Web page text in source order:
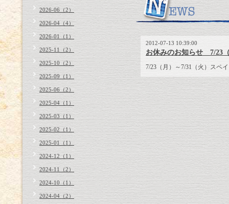
2012-07-13 10:39:00
お休みのお知らせ 7/23
7/23（月）～7/31（火）スペ
2026-06（2）
2026-04（4）
2026-01（1）
2025-11（2）
2025-10（2）
2025-09（1）
2025-06（2）
2025-04（1）
2025-03（1）
2025-02（1）
2025-01（1）
2024-12（1）
2024-11（2）
2024-10（1）
2024-04（2）